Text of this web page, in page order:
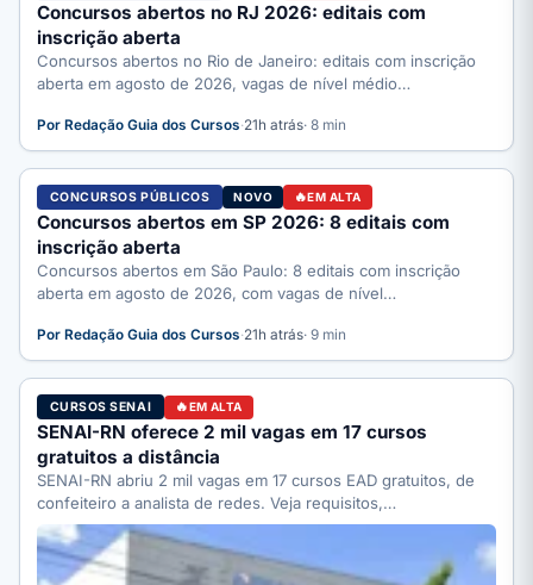
Concursos abertos no RJ 2026: editais com
inscrição aberta
Concursos abertos no Rio de Janeiro: editais com inscrição
aberta em agosto de 2026, vagas de nível médio…
Por Redação Guia dos Cursos·21h atrás· 8 min
CONCURSOS PÚBLICOS NOVO EM ALTA
Concursos abertos em SP 2026: 8 editais com
inscrição aberta
Concursos abertos em São Paulo: 8 editais com inscrição
aberta em agosto de 2026, com vagas de nível…
Por Redação Guia dos Cursos·21h atrás· 9 min
CURSOS SENAI EM ALTA
SENAI-RN oferece 2 mil vagas em 17 cursos
gratuitos a distância
SENAI-RN abriu 2 mil vagas em 17 cursos EAD gratuitos, de
confeiteiro a analista de redes. Veja requisitos,…